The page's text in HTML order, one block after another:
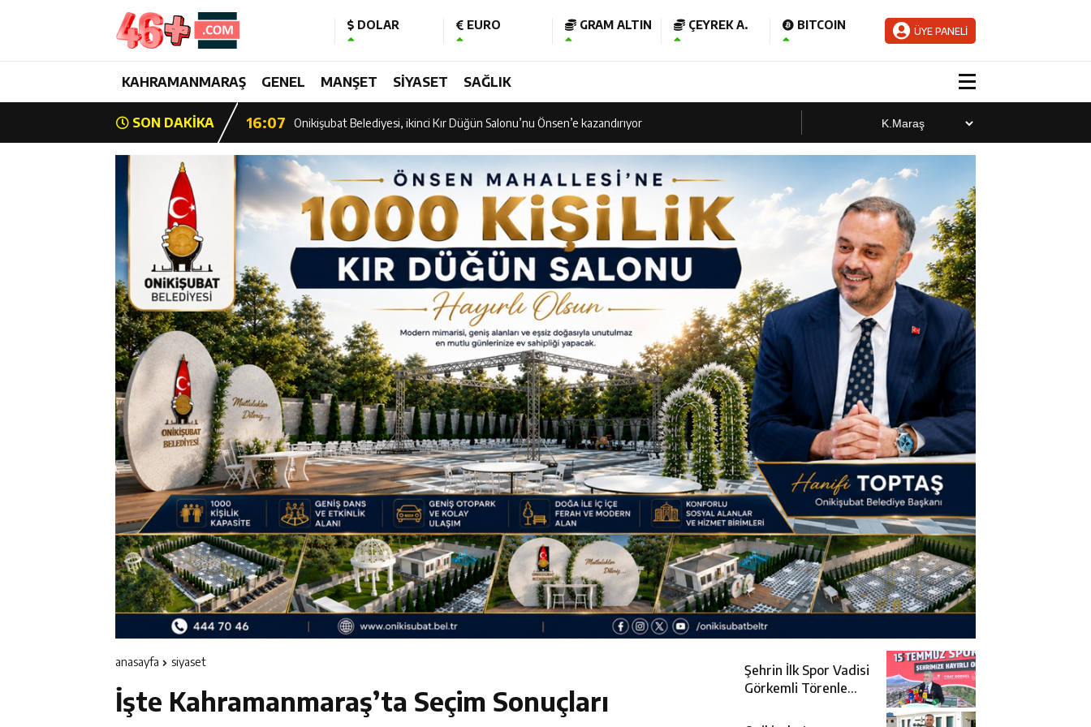
DOLAR EURO GRAM ALTIN ÇEYREK A. BITCOIN ÜYE PANELİ
KAHRAMANMARAŞ GENEL MANŞET SİYASET SAĞLIK
SON DAKİKA
Yedi Güzel Adam Kütüphanesi ve Deneyim Müzesi Şehrimize Çok Yakışacak
16:19 Şehrin İlk Spor Vadisi Görkemli Törenle Açıldı
16:07 Onikişubat Belediyesi, ikinci Kır Düğün Salonu’nu Önsen’e kazandırıyor
15:39 Şehrin İlk Spor Vadisi Görkemli Törenle Açıldı
13:26 Şampiyon Onikişubat Belediye Spor kupasına kavuştu
Başkan Görgel: “Ramazan Bayramı’mız Kutlu Olsun”
17:01 Kurtuluş Destanının 106’ncı Yılında Kahramanmaraş Tek Yürek
16:55 Başkan Toptaş, Bakan Fatih Kacır’ın katıldığı imza töreninde ONİKAD’ın protokolünü imzaladı
11:19 12 Şubat: Kurtuluşun ve HG Hospital’ın 1. Yılının Gururu
14:35 Asfalt Sırası Zübeyde Hanım Bulvarı’nda
13:28 Yedi Güzel Adam Kütüphanesi ve Deneyim Müzesi Şehrimize Çok Yakışacak
16:19 Şehrin İlk Spor Vadisi Görkemli Törenle Açıldı
anasayfa si̇yaset
İşte Kahramanmaraş’ta Seçim Sonuçları
Şehrin İlk Spor Vadisi
Görkemli Törenle